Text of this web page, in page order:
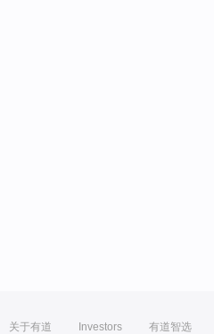
关于有道 Investors 有道智选